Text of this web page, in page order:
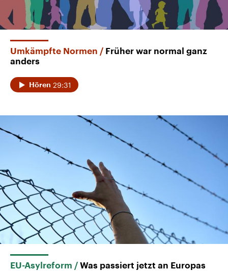
Umkämpfte Normen
Früher war normal ganz
anders
Hören 29:31
EU-Asylreform
Was passiert jetzt an Europas